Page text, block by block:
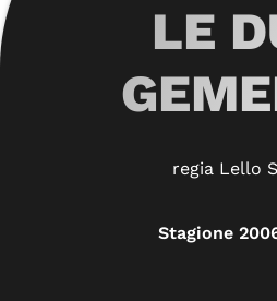
LE
regia Lello
Stagione